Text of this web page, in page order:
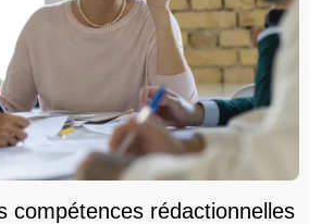
compétences rédactionnelles